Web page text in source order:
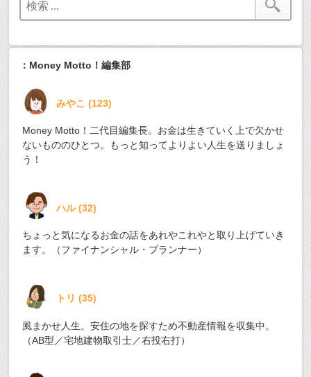
：Money Motto！編集部
みやこ(123)
Money Motto！二代目編集長。お金は生きていく上で欠かせ
ないもののひとつ。もっと知ってよりよい人生を送りましょ
う！
ハル(32)
ちょっと気になるお金の話をあれやこれやと取り上げていき
ます。（ファイナンシャル・プランナー）
トリ(35)
風まかせ人生。安住の地を探すため不動産情報を収集中。
（AB型／宅地建物取引士／右投右打）